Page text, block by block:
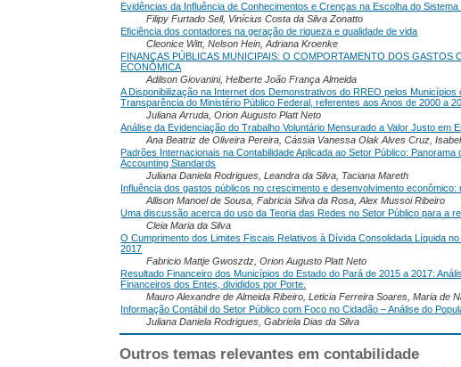
Evidências da Influência de Conhecimentos e Crenças na Escolha do
Filipy Furtado Sell, Vinícius Costa da Silva Zonatto
Eficiência dos contadores na geração de riqueza e qualidade de vida
Cleonice Witt, Nelson Hein, Adriana Kroenke
FINANÇAS PÚBLICAS MUNICIPAIS: O COMPORTAMENTO DOS GASTOS
ECONÔMICA
Adilson Giovanini, Helberte João França Almeida
A Disponibilização na Internet dos Demonstrativos do RREO pelos
Transparência do Ministério Público Federal, referentes aos Anos de 2000 a
Juliana Arruda, Orion Augusto Platt Neto
Análise da Evidenciação do Trabalho Voluntário Mensurado a Valor Justo em
Ana Beatriz de Oliveira Pereira, Cássia Vanessa Olak Alves Cruz,
Padrões Internacionais na Contabilidade Aplicada ao Setor Público:
Accounting Standards
Juliana Daniela Rodrigues, Leandra da Silva, Taciana Mareth
Influência dos gastos públicos no crescimento e desenvolvimento
Allison Manoel de Sousa, Fabricia Silva da Rosa, Alex Mussoi Ribeiro
Uma discussão acerca do uso da Teoria das Redes no Setor Público para a
Cleia Maria da Silva
O Cumprimento dos Limites Fiscais Relativos à Dívida Consolidada Líquida
2017
Fabricio Mattje Gwoszdz, Orion Augusto Platt Neto
Resultado Financeiro dos Municípios do Estado do Pará de 2015 a 2017:
Financeiros dos Entes, divididos por Porte.
Mauro Alexandre de Almeida Ribeiro, Leticia Ferreira Soares, Maria de
Informação Contábil do Setor Público com Foco no Cidadão – Análise do
Juliana Daniela Rodrigues, Gabriela Dias da Silva
Outros temas relevantes em contabilidade